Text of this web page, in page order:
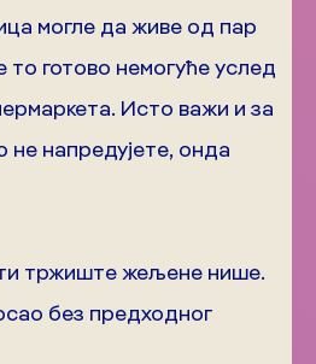
могле да живе од пар
то готово немогуће услед
Исто важи и за
не напредујете, онда
тржиште жељене нише.
без предходног